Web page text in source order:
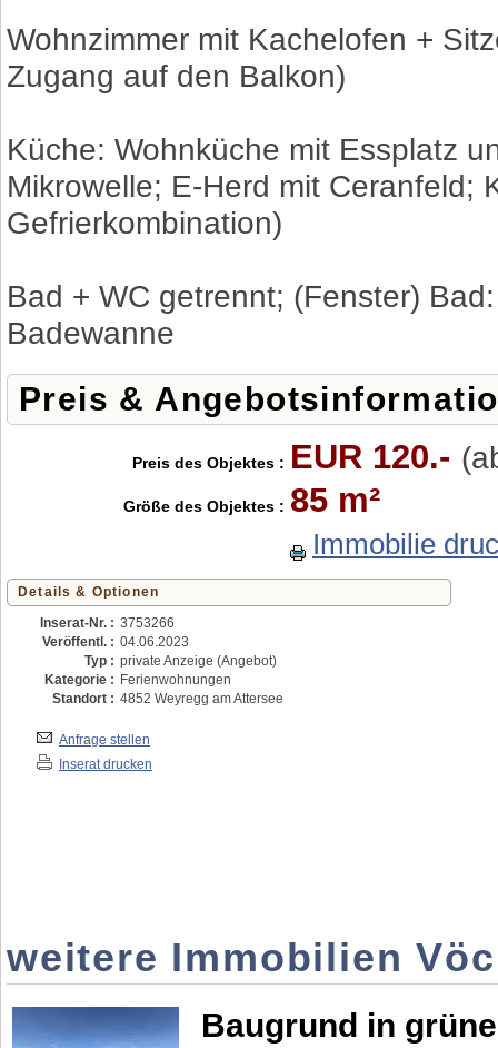
Wohnzimmer mit Kachelofen +
Zugang auf den Balkon)
Küche: Wohnküche mit Essplatz
Mikrowelle; E-Herd mit Ceranfeld;
Gefrierkombination)
Bad + WC getrennt; (Fenster)
Badewanne
Preis &
Preis des Objektes : EUR 120.-
Größe des Objektes : 85 m²
Immobilie
Details & Optionen
Inserat-Nr. : 3753266
Veröffentl. : 04.06.2023
Typ : private Anzeige (Angebot)
Kategorie : Ferienwohnungen
Standort : 4852 Weyregg am Attersee
Anfrage stellen
Inserat drucken
weitere Immobilien
Baugrund in